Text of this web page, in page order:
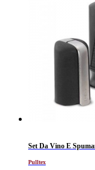
Set Da Vino E
Pulltex